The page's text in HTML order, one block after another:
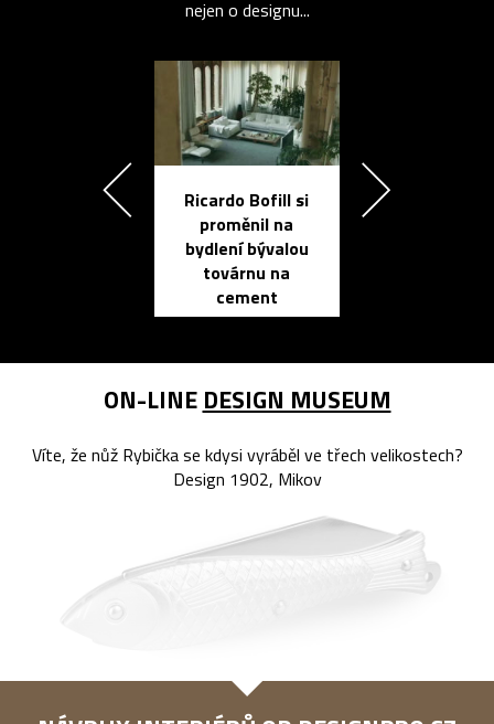
nejen o designu...
Ricardo Bofill si
proměnil na
bydlení bývalou
továrnu na
cement
ON-LINE DESIGN MUSEUM
Víte, že nůž Rybička se kdysi vyráběl ve třech velikostech?
Design 1902, Mikov